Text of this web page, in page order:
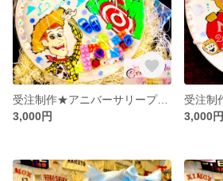
受注制作★アニバーサリープレート
3,000円
3,000円